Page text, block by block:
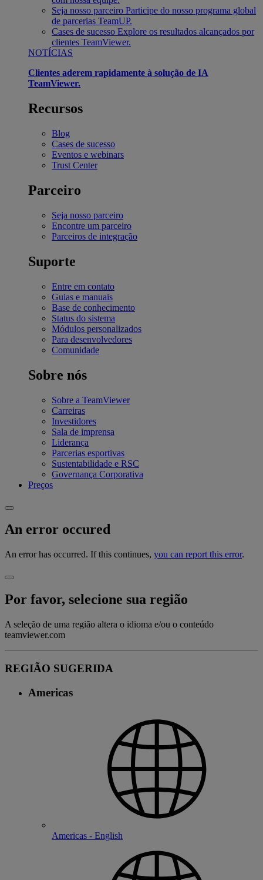
Seja nosso parceiro Participe do nosso programa global
de parcerias TeamUP.
Cases de sucesso Explore os resultados alcançados por
clientes TeamViewer.
NOTÍCIAS
Clientes aderem rapidamente à solução de IA
TeamViewer.
Recursos
Blog
Cases de sucesso
Eventos e webinars
Trust Center
Parceiro
Seja nosso parceiro
Encontre um parceiro
Parceiros de integração
Suporte
Entre em contato
Guias e manuais
Base de conhecimento
Status do sistema
Módulos personalizados
Para desenvolvedores
Comunidade
Sobre nós
Sobre a TeamViewer
Carreiras
Investidores
Sala de imprensa
Liderança
Parcerias esportivas
Sustentabilidade e RSC
Governança Corporativa
Preços
An error occured
An error has occurred. If this continues, you can report this error.
Por favor, selecione sua região
A seleção de uma região altera o idioma e/ou o conteúdo
teamviewer.com
REGIÃO SUGERIDA
Americas
Americas - English